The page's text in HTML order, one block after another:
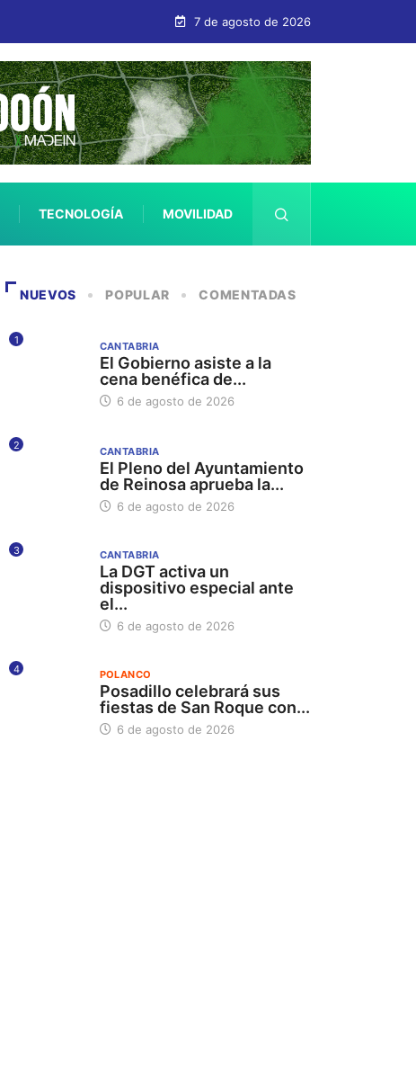
7 de agosto de 2026
TECNOLOGÍA MOVILIDAD
NUEVOS POPULAR COMENTADAS
1 CANTABRIA
El Gobierno asiste a la
cena benéfica de...
6 de agosto de 2026
2 CANTABRIA
El Pleno del Ayuntamiento
de Reinosa aprueba la...
6 de agosto de 2026
3 CANTABRIA
La DGT activa un
dispositivo especial ante
el...
6 de agosto de 2026
4 POLANCO
Posadillo celebrará sus
fiestas de San Roque con...
6 de agosto de 2026